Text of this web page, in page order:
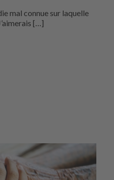
mal connue sur laquelle
[…]